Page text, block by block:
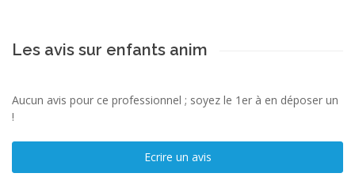
Les avis sur enfants anim
Aucun avis pour ce professionnel ; soyez le 1er à en déposer un
!
Ecrire un avis